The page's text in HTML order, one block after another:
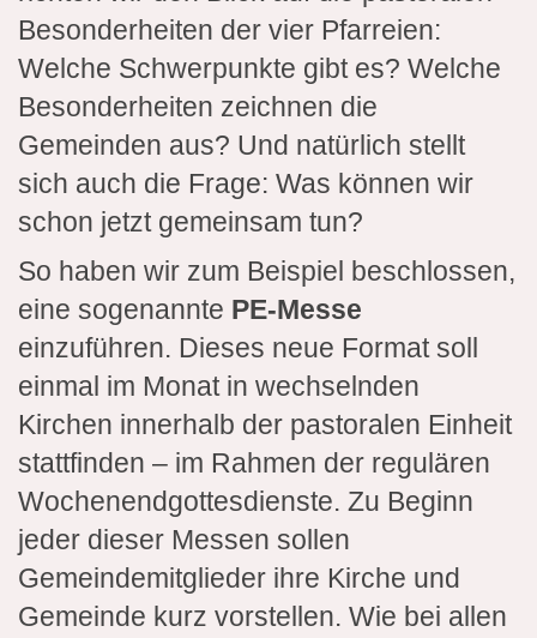
Besonderheiten der vier Pfarreien:
Welche Schwerpunkte gibt es? Welche
Besonderheiten zeichnen die
Gemeinden aus? Und natürlich stellt
sich auch die Frage: Was können wir
schon jetzt gemeinsam tun?
So haben wir zum Beispiel beschlossen,
eine sogenannte PE-Messe
einzuführen. Dieses neue Format soll
einmal im Monat in wechselnden
Kirchen innerhalb der pastoralen Einheit
stattfinden – im Rahmen der regulären
Wochenendgottesdienste. Zu Beginn
jeder dieser Messen sollen
Gemeindemitglieder ihre Kirche und
Gemeinde kurz vorstellen. Wie bei allen